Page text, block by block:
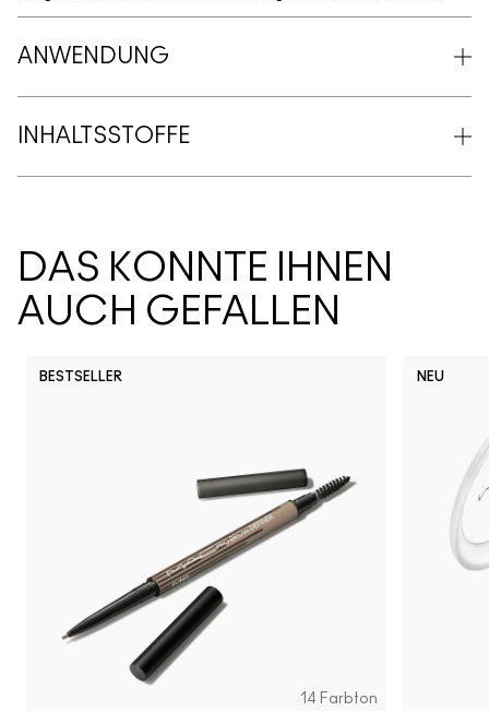
ANWENDUNG
INHALTSSTOFFE
DAS KÖNNTE IHNEN
AUCH GEFALLEN
BESTSELLER
14 Farbton
NEU